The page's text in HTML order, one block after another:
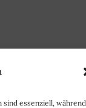
essenziell, während